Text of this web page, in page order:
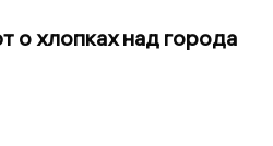
о хлопках над города